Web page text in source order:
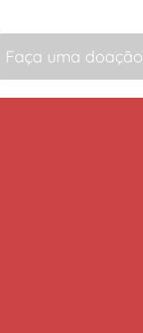
Faça uma doação